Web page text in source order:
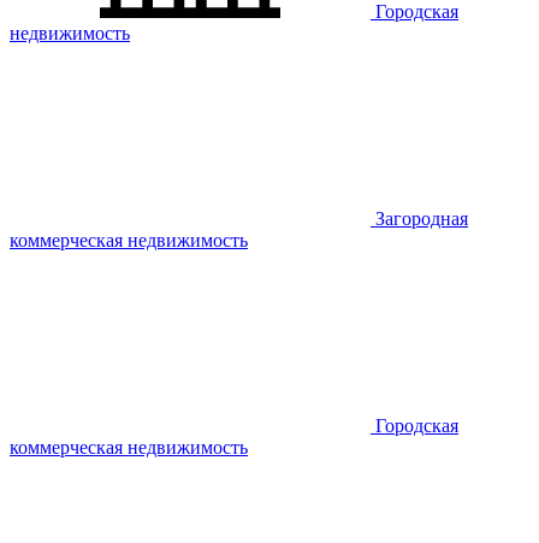
Городская
недвижимость
Загородная
коммерческая недвижимость
Городская
коммерческая недвижимость